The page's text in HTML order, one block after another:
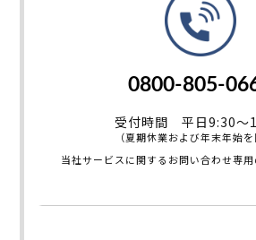
0800-805-
受付時間 平日9:30～
（夏期休業および年末年始を
当社サービスに関するお問い合わせ専